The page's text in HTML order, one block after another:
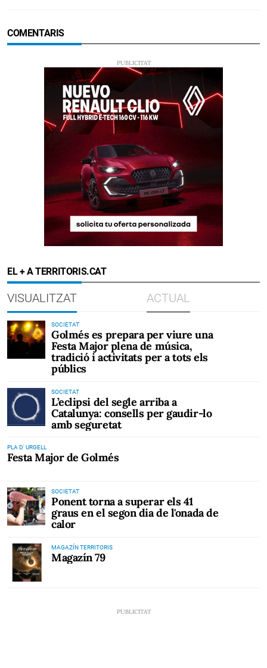
COMENTARIS
EL + A TERRITORIS.CAT
VISUALITZAT ACTUAL
SOCIETAT
Golmés es prepara per viure una
Festa Major plena de música,
tradició i activitats per a tots els
públics
SOCIETAT
L’eclipsi del segle arriba a
Catalunya: consells per gaudir-lo
amb seguretat
PLA D' URGELL
Festa Major de Golmés
SOCIETAT
Ponent torna a superar els 41
graus en el segon dia de l'onada de
calor
MAGAZÍN TERRITORIS
Magazín 79